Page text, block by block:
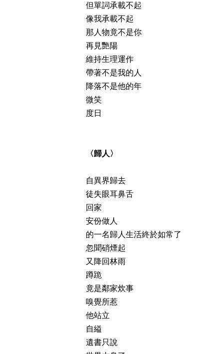
但單詞承載不起
像我承載不起
那人物竟不是你
再見艷陽
維持生理運作
帶著不是我的人
降落不是他的年
微笑
度日
〈歸人〉
自異界歸去
徒失眼耳鼻舌
回家
安份做人
的一名歸人生活終於如常了
忽聞硝煙起
又降回林雨
蹲跪
竟是鄰家炊事
嗅覺所惹
他站立
自縊
遺書只說